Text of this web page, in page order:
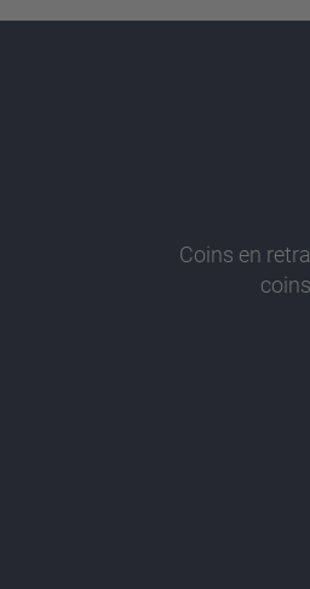
Coins en